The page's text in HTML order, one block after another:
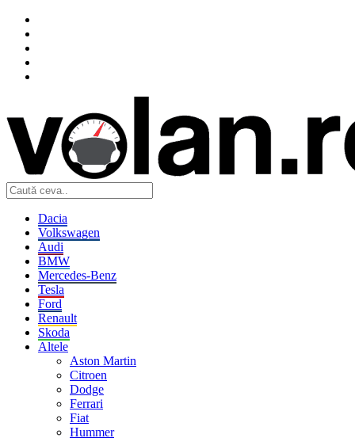
Dacia
Volkswagen
Audi
BMW
Mercedes-Benz
Tesla
Ford
Renault
Skoda
Altele
Aston Martin
Citroen
Dodge
Ferrari
Fiat
Hummer